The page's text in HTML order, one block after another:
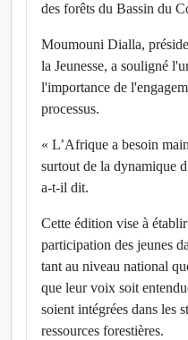
des forêts du Bassin du
Moumouni Dialla,
la Jeunesse, a souligné
l'importance de
processus.
« L’Afrique a besoin
surtout de la dynamique
a-t-il dit.
Cette édition vise à
participation des jeunes
tant au niveau national
que leur voix soit
soient intégrées dans les
ressources forestières.